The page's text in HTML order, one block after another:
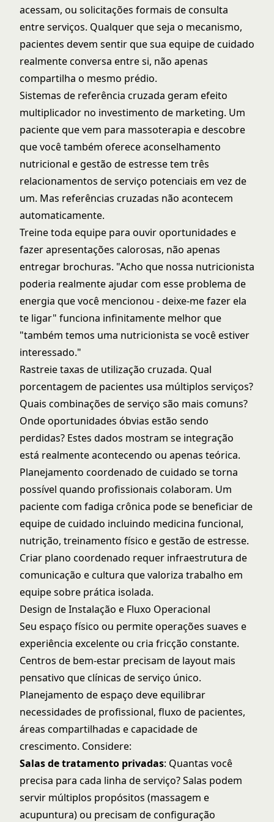
acessam, ou solicitações formais de consulta
entre serviços. Qualquer que seja o mecanismo,
pacientes devem sentir que sua equipe de cuidado
realmente conversa entre si, não apenas
compartilha o mesmo prédio.
Sistemas de referência cruzada geram efeito
multiplicador no investimento de marketing. Um
paciente que vem para massoterapia e descobre
que você também oferece aconselhamento
nutricional e gestão de estresse tem três
relacionamentos de serviço potenciais em vez de
um. Mas referências cruzadas não acontecem
automaticamente.
Treine toda equipe para ouvir oportunidades e
fazer apresentações calorosas, não apenas
entregar brochuras. "Acho que nossa nutricionista
poderia realmente ajudar com esse problema de
energia que você mencionou - deixe-me fazer ela
te ligar" funciona infinitamente melhor que
"também temos uma nutricionista se você estiver
interessado."
Rastreie taxas de utilização cruzada. Qual
porcentagem de pacientes usa múltiplos serviços?
Quais combinações de serviço são mais comuns?
Onde oportunidades óbvias estão sendo
perdidas? Estes dados mostram se integração
está realmente acontecendo ou apenas teórica.
Planejamento coordenado de cuidado se torna
possível quando profissionais colaboram. Um
paciente com fadiga crônica pode se beneficiar de
equipe de cuidado incluindo medicina funcional,
nutrição, treinamento físico e gestão de estresse.
Criar plano coordenado requer infraestrutura de
comunicação e cultura que valoriza trabalho em
equipe sobre prática isolada.
Design de Instalação e Fluxo Operacional
Seu espaço físico ou permite operações suaves e
experiência excelente ou cria fricção constante.
Centros de bem-estar precisam de layout mais
pensativo que clínicas de serviço único.
Planejamento de espaço deve equilibrar
necessidades de profissional, fluxo de pacientes,
áreas compartilhadas e capacidade de
crescimento. Considere:
Salas de tratamento privadas: Quantas você
precisa para cada linha de serviço? Salas podem
servir múltiplos propósitos (massagem e
acupuntura) ou precisam de configuração